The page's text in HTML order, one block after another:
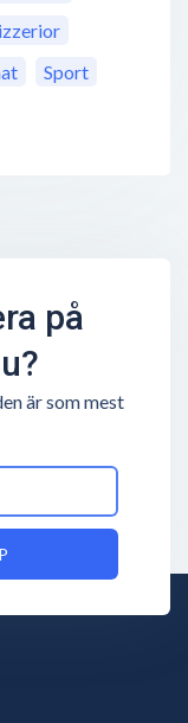
Sport
på
är som mest